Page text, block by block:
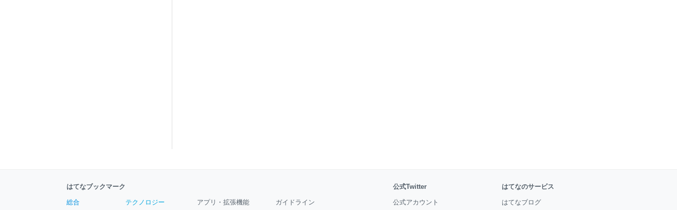
はてなブックマーク
総合 テクノロジー アプリ・拡張機能 ガイドライン
公式Twitter
公式アカウント
はてなのサービス
はてなブログ